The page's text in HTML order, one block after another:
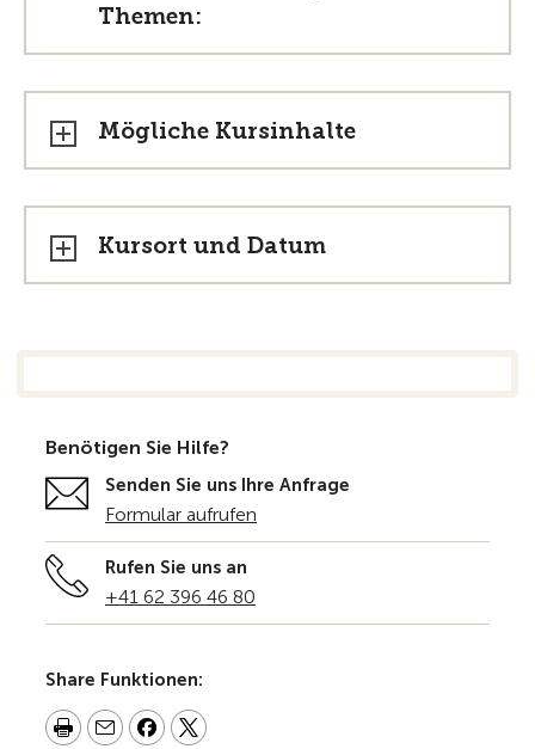
Themen:
Mögliche Kursinhalte
Kursort und Datum
Benötigen Sie Hilfe?
Senden Sie uns Ihre Anfrage
Formular aufrufen
Rufen Sie uns an
+41 62 396 46 80
Share Funktionen: